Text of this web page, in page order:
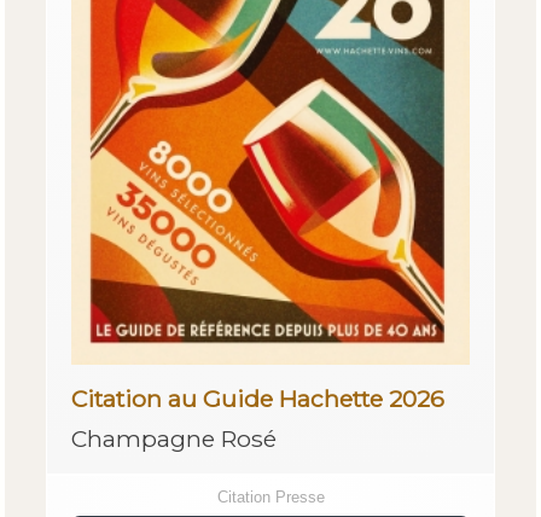
Citation au Guide Hachette 2026
Champagne Rosé
Citation Presse